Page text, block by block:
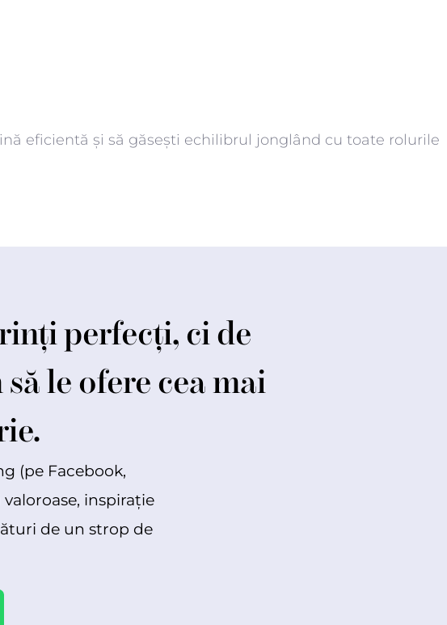
eficientă și să găsești echilibrul jonglând cu toate rolurile
perfecți, ci de
le ofere cea mai
(pe Facebook,
inspirație
de un strop de